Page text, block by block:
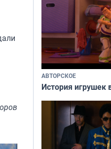
АВТОРСКОЕ
История игрушек